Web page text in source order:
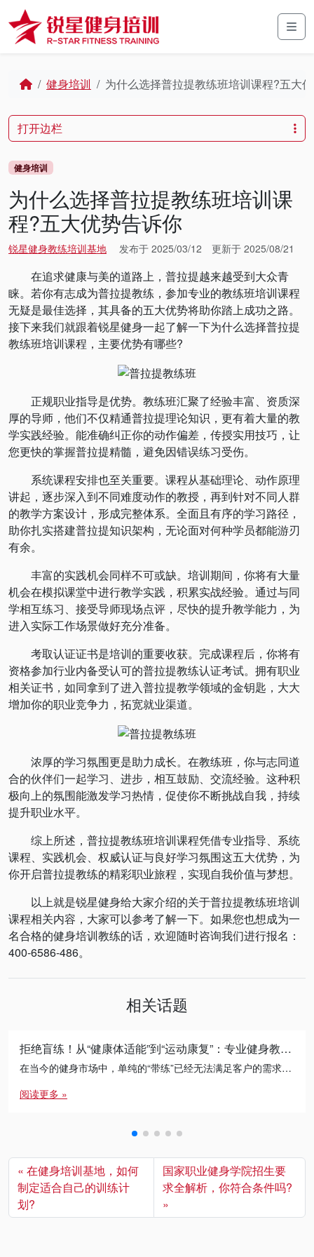
Skip to content
Skip to footer
Home健身培训 为什么选择普拉提教练班培训课程?五大
健身培训
为什么选择普拉提教练班培训课
程?五大优势告诉你
锐星健身教练培训基地 发布于 2025/03/12 更新于 2025/08/21
在追求健康与美的道路上，普拉提越来越受到大众青
睐。若你有志成为普拉提教练，参加专业的教练班培训课程
无疑是最佳选择，其具备的五大优势将助你踏上成功之路。
接下来我们就跟着锐星健身一起了解一下为什么选择普拉提
教练班培训课程，主要优势有哪些?
正规职业指导是优势。教练班汇聚了经验丰富、资质深
厚的导师，他们不仅精通普拉提理论知识，更有着大量的教
学实践经验。能准确纠正你的动作偏差，传授实用技巧，让
您更快的掌握普拉提精髓，避免因错误练习受伤。
系统课程安排也至关重要。课程从基础理论、动作原理
讲起，逐步深入到不同难度动作的教授，再到针对不同人群
的教学方案设计，形成完整体系。全面且有序的学习路径，
助你扎实搭建普拉提知识架构，无论面对何种学员都能游刃
有余。
丰富的实践机会同样不可或缺。培训期间，你将有大量
机会在模拟课堂中进行教学实践，积累实战经验。通过与同
学相互练习、接受导师现场点评，尽快的提升教学能力，为
进入实际工作场景做好充分准备。
考取认证证书是培训的重要收获。完成课程后，你将有
资格参加行业内备受认可的普拉提教练认证考试。拥有职业
相关证书，如同拿到了进入普拉提教学领域的金钥匙，大大
增加你的职业竞争力，拓宽就业渠道。
浓厚的学习氛围更是助力成长。在教练班，你与志同道
合的伙伴们一起学习、进步，相互鼓励、交流经验。这种积
极向上的氛围能激发学习热情，促使你不断挑战自我，持续
提升职业水平。
综上所述，普拉提教练班培训课程凭借专业指导、系统
课程、实践机会、权威认证与良好学习氛围这五大优势，为
你开启普拉提教练的精彩职业旅程，实现自我价值与梦想。
以上就是锐星健身给大家介绍的关于普拉提教练班培训
课程相关内容，大家可以参考了解一下。如果您也想成为一
名合格的健身培训教练的话，欢迎随时咨询我们进行报名：
400-6586-486。
相关话题
拒绝盲练！从“健康体适能”到“运动康复”：专业健身教练的必修进阶之路
在当今的健身市场中，单纯的“带练”已经无法满足客户的需求。无论是减脂瓶颈期的突破，还是针对久坐人群的体态矫正， […]
阅读更多 »
在健身培训基地，如何
制定适合自己的训练计
划?
国家职业健身学院招生要
求全解析，你符合条件吗?
打开边栏